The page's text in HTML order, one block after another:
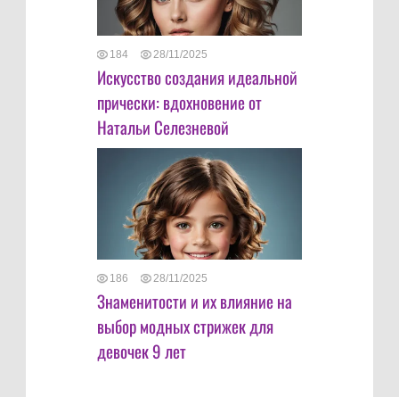
184 28/11/2025
Искусство создания идеальной
прически: вдохновение от
Натальи Селезневой
186 28/11/2025
Знаменитости и их влияние на
выбор модных стрижек для
девочек 9 лет